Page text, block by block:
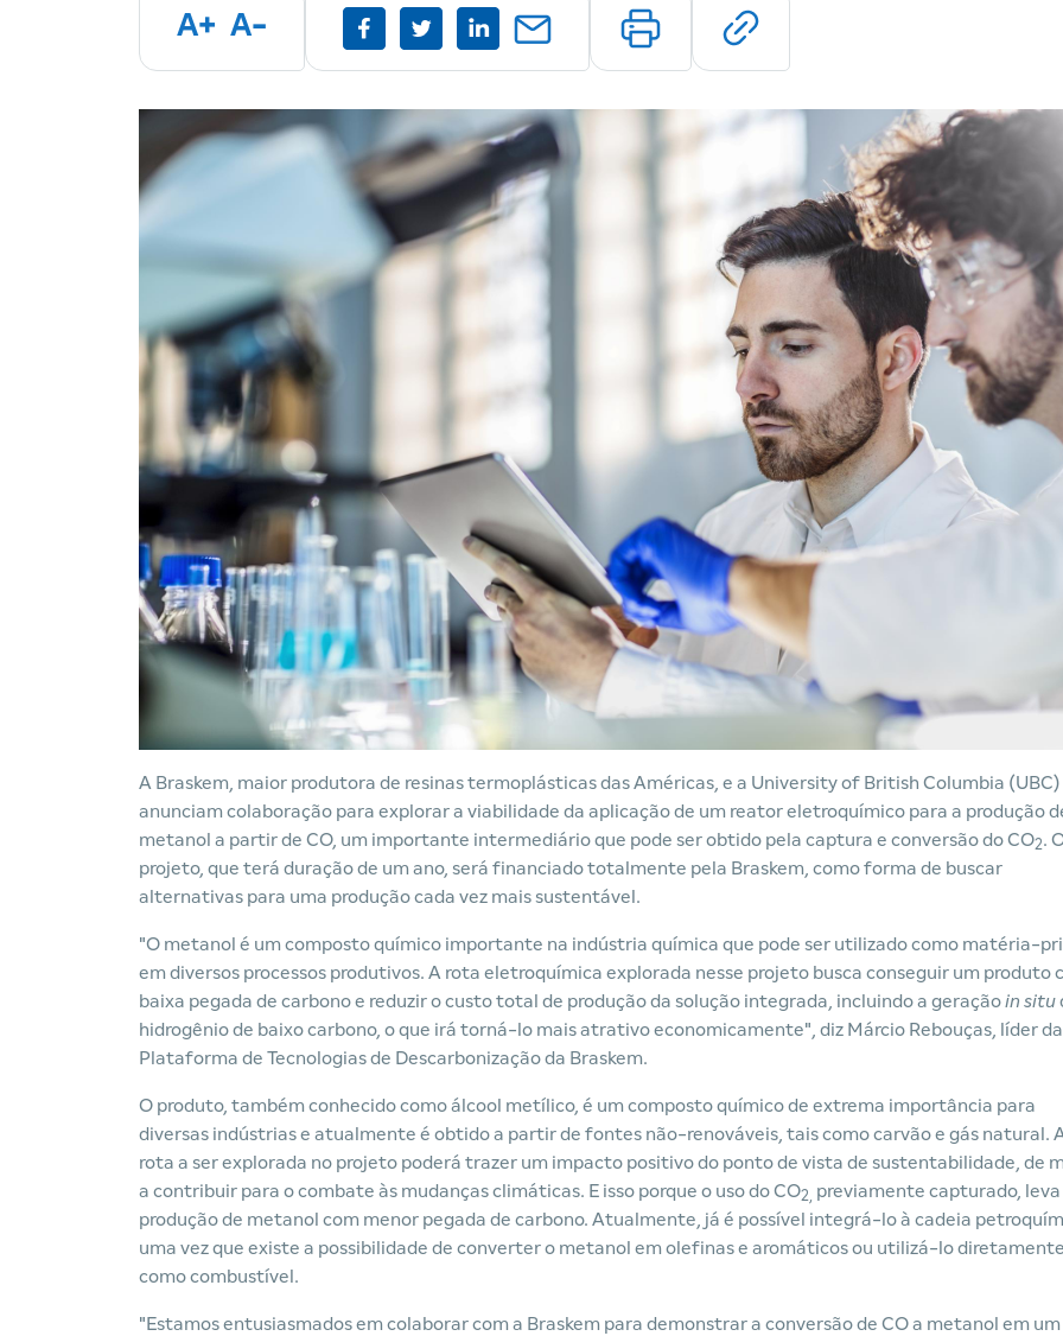
A+ A-
A Braskem, maior produtora de resinas termoplásticas das Américas, e a University of British Columbia (UBC)
anunciam colaboração para explorar a viabilidade da aplicação de um reator eletroquímico para a produção
metanol a partir de CO, um importante intermediário que pode ser obtido pela captura e conversão do CO2.
projeto, que terá duração de um ano, será financiado totalmente pela Braskem, como forma de buscar
alternativas para uma produção cada vez mais sustentável.
"O metanol é um composto químico importante na indústria química que pode ser utilizado como matéria-
em diversos processos produtivos. A rota eletroquímica explorada nesse projeto busca conseguir um produto
baixa pegada de carbono e reduzir o custo total de produção da solução integrada, incluindo a geraçãoin situ
hidrogênio de baixo carbono, o que irá torná-lo mais atrativo economicamente", diz Márcio Rebouças, líder da
Plataforma de Tecnologias de Descarbonização da Braskem.
O produto, também conhecido como álcool metílico, é um composto químico de extrema importância para
diversas indústrias e atualmente é obtido a partir de fontes não-renováveis, tais como carvão e gás natural.
rota a ser explorada no projeto poderá trazer um impacto positivo do ponto de vista de sustentabilidade, de
a contribuir para o combate às mudanças climáticas. E isso porque o uso do CO2, previamente capturado, leva
produção de metanol com menor pegada de carbono. Atualmente, já é possível integrá-lo à cadeia
uma vez que existe a possibilidade de converter o metanol em olefinas e aromáticos ou utilizá-lo
como combustível.
"Estamos entusiasmados em colaborar com a Braskem para demonstrar a conversão de CO a metanol em um